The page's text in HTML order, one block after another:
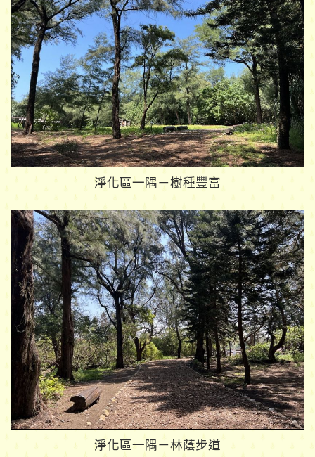
淨化區一隅－樹種豐富
淨化區一隅－林蔭步道